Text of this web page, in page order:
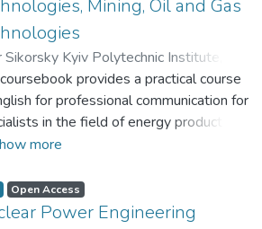
Mining, Oil and Gas
Sikorsky Kyiv Polytechnic Institute
)Moskalenko, Olena; Kuzmenko,
;Shevchenko, Mariana;Kravchenko,
provides a practical course
for professional communication for
in the field of energy production,
protection technologies,
sections of the coursebook cover
of engineering activities and are
more
Open Access
Power Engineering